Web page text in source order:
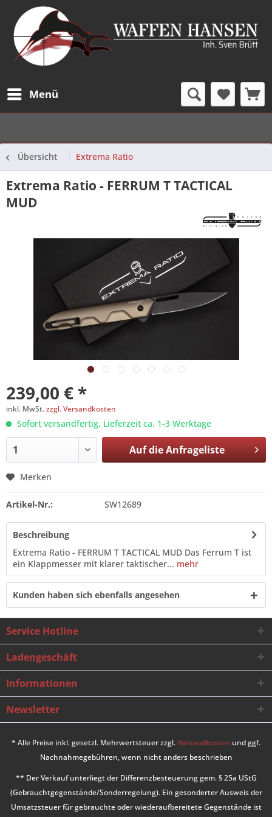
Menü
Übersicht Extrema Ratio
Extrema Ratio - FERRUM T TACTICAL
MUD
239,00 € *
inkl. MwSt.zzgl. Versandkosten
Sofort versandfertig, Lieferzeit ca. 1-3 Werktage
Auf dieAnfrageliste
Merken
Artikel-Nr.: SW12689
Beschreibung
Extrema Ratio - FERRUM T TACTICAL MUD Das Ferrum T ist
ein Klappmesser mit klarer taktischer... mehr
Kunden haben sich ebenfalls angesehen
Service Hotline
Ladengeschäft
Informationen
Newsletter
* Alle Preise inkl. gesetzl. Mehrwertsteuer zzgl.Versandkosten und ggf.
Nachnahmegebühren, wenn nicht anders beschrieben
** Der Verkauf unterliegt der Differenzbesteuerung gem. § 25a UStG
(Gebrauchtgegenstände/Sonderregelung). Ein gesonderter Ausweis der
Umsatzsteuer für gebrauchte oder wiederaufbereitete Gegenstände ist